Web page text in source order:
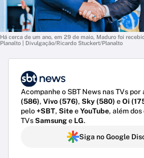
Há cerca de um ano, em 29 de maio, Maduro foi
Planalto | Divulgação/Ricardo Stuckert/Planalto
Acompanhe o SBT News nas TVs
(586), Vivo (576), Sky (580) eOi
pelo+SBT, SiteeYouTube, além
TVsSamsunge LG.
Siga no Google